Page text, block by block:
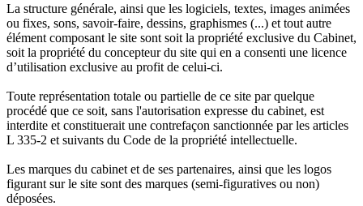
La structure générale, ainsi que les logiciels, textes, images animées
ou fixes, sons, savoir-faire, dessins, graphismes (...) et tout autre
élément composant le site sont soit la propriété exclusive du Cabinet,
soit la propriété du concepteur du site qui en a consenti une licence
d’utilisation exclusive au profit de celui-ci.
Toute représentation totale ou partielle de ce site par quelque
procédé que ce soit, sans l'autorisation expresse du cabinet, est
interdite et constituerait une contrefaçon sanctionnée par les articles
L 335-2 et suivants du Code de la propriété intellectuelle.
Les marques du cabinet et de ses partenaires, ainsi que les logos
figurant sur le site sont des marques (semi-figuratives ou non)
déposées.